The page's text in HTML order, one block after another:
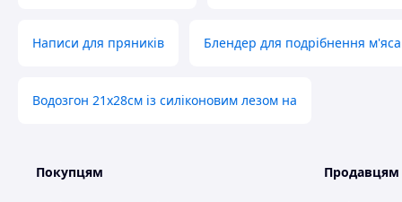
Написи для пряників Блендер для подрібнення
Водозгон 21х28см із силіконовим лезом на
Покупцям Продавцям